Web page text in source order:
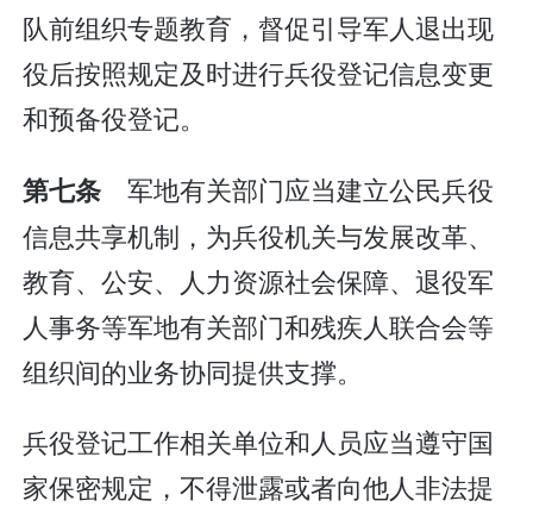
队前组织专题教育，督促引导军人退出现
役后按照规定及时进行兵役登记信息变更
和预备役登记。
第七条军地有关部门应当建立公民兵役
信息共享机制，为兵役机关与发展改革、
教育、公安、人力资源社会保障、退役军
人事务等军地有关部门和残疾人联合会等
组织间的业务协同提供支撑。
兵役登记工作相关单位和人员应当遵守国
家保密规定，不得泄露或者向他人非法提